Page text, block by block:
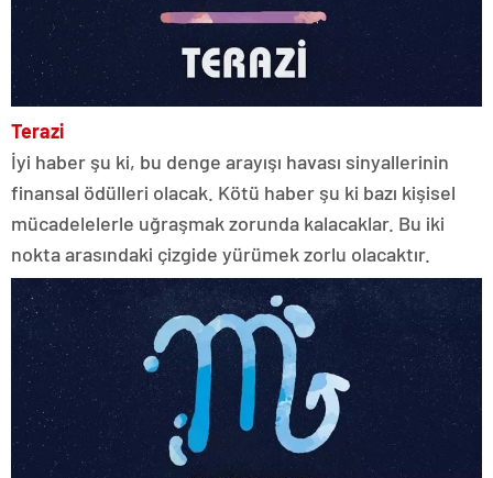
Terazi
İyi haber şu ki, bu denge arayışı havası sinyallerinin
finansal ödülleri olacak. Kötü haber şu ki bazı kişisel
mücadelelerle uğraşmak zorunda kalacaklar. Bu iki
nokta arasındaki çizgide yürümek zorlu olacaktır.